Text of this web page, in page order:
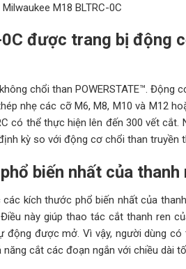
M18 BLTRC-0C
được trang bị động
chổi than POWERSTATE™. Động
nhẹ các cỡ M6, M8, M10 và M12
có thể thực hiện lên đến 300 vết cắt.
kỳ so với động cơ chổi than truyền
biến nhất của thanh
kích thước phổ biến nhất của
này giúp thao tác cắt thanh ren
động được mở. Vì vậy, người dùng
cắt các đoạn ngắn với chiều dài